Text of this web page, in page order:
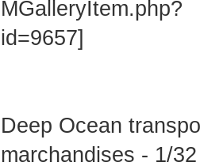
Deep Ocean
marchandises - 1/32